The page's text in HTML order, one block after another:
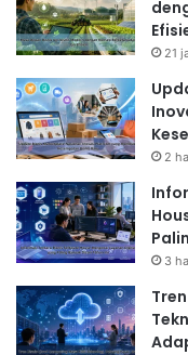
21
2
3